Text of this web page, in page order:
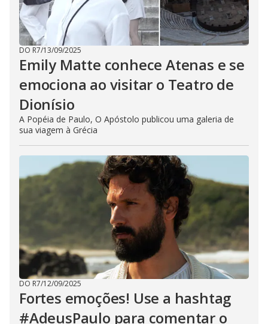
DO R7/13/09/2025
Emily Matte conhece Atenas e se
emociona ao visitar o Teatro de
Dionísio
A Popéia de Paulo, O Apóstolo publicou uma galeria de
sua viagem à Grécia
DO R7/12/09/2025
Fortes emoções! Use a hashtag
#AdeusPaulo para comentar o